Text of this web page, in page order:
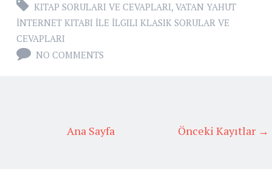
KITAP SORULARI VE CEVAPLARI, VATAN YAHUT
İNTERNET KITABI İLE İLGILI KLASIK SORULAR VE
CEVAPLARI
NO COMMENTS
Önceki Kayıtlar →
Ana Sayfa